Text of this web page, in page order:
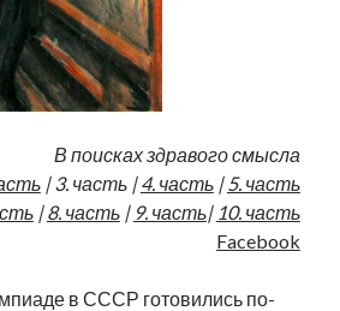
takinada андрус ансип
безработица видео война
выборы высказывание
история кабинетные истории
обучение эстонскому
В поисках здравого смысла
| 3. часть |4. часть|5. часть
|8. часть| 9. часть| 10. часть
Facebook
в СССР готовились по-